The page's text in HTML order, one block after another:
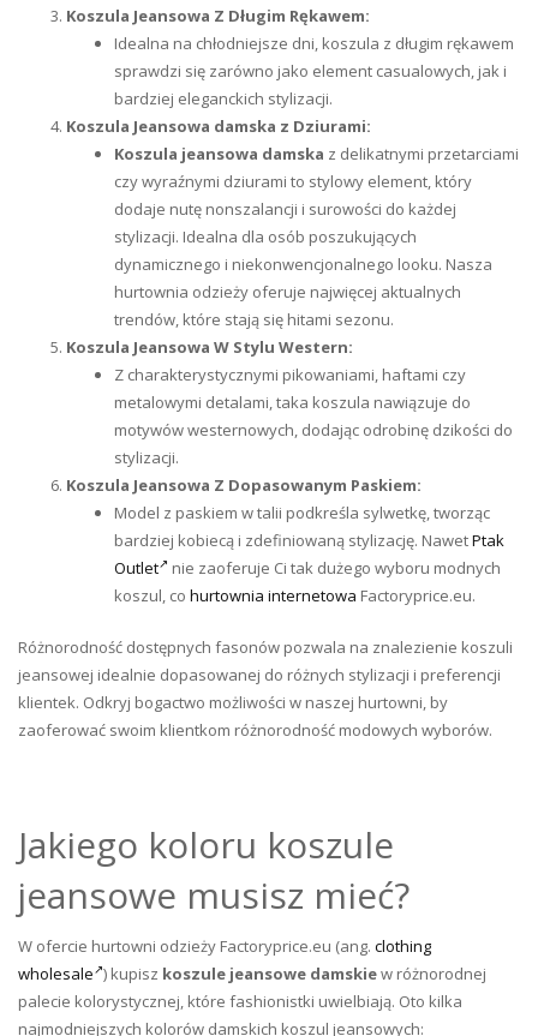
Koszula Jeansowa Z Długim Rękawem:
Idealna na chłodniejsze dni, koszula z długim rękawem
sprawdzi się zarówno jako element casualowych, jak i
bardziej eleganckich stylizacji.
Koszula Jeansowa damska z Dziurami:
Koszula jeansowa damska z delikatnymi przetarciami
czy wyraźnymi dziurami to stylowy element, który
dodaje nutę nonszalancji i surowości do każdej
stylizacji. Idealna dla osób poszukujących
dynamicznego i niekonwencjonalnego looku. Nasza
hurtownia odzieży oferuje najwięcej aktualnych
trendów, które stają się hitami sezonu.
Koszula Jeansowa W Stylu Western:
Z charakterystycznymi pikowaniami, haftami czy
metalowymi detalami, taka koszula nawiązuje do
motywów westernowych, dodając odrobinę dzikości do
stylizacji.
Koszula Jeansowa Z Dopasowanym Paskiem:
Model z paskiem w talii podkreśla sylwetkę, tworząc
bardziej kobiecą i zdefiniowaną stylizację. NawetPtak
Outlet
nie zaoferuje Ci tak dużego wyboru modnych
koszul, co hurtownia internetowa Factoryprice.eu.
Różnorodność dostępnych fasonów pozwala na znalezienie koszuli
jeansowej idealnie dopasowanej do różnych stylizacji i preferencji
klientek. Odkryj bogactwo możliwości w naszej hurtowni, by
zaoferować swoim klientkom różnorodność modowych wyborów.
Jakiego koloru koszule
jeansowe musisz mieć?
W ofercie hurtowni odzieży Factoryprice.eu (ang. clothing
wholesale ) kupisz koszule jeansowe damskiew różnorodnej
palecie kolorystycznej, które fashionistki uwielbiają. Oto kilka
najmodniejszych kolorów damskich koszul jeansowych: